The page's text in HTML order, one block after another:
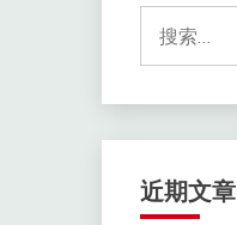
索：
近期文章